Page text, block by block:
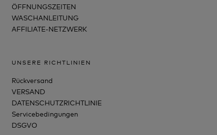
ÖFFNUNGSZEITEN
WASCHANLEITUNG
AFFILIATE-NETZWERK
UNSERE RICHTLINIEN
Rückversand
VERSAND
DATENSCHUTZRICHTLINIE
Servicebedingungen
DSGVO